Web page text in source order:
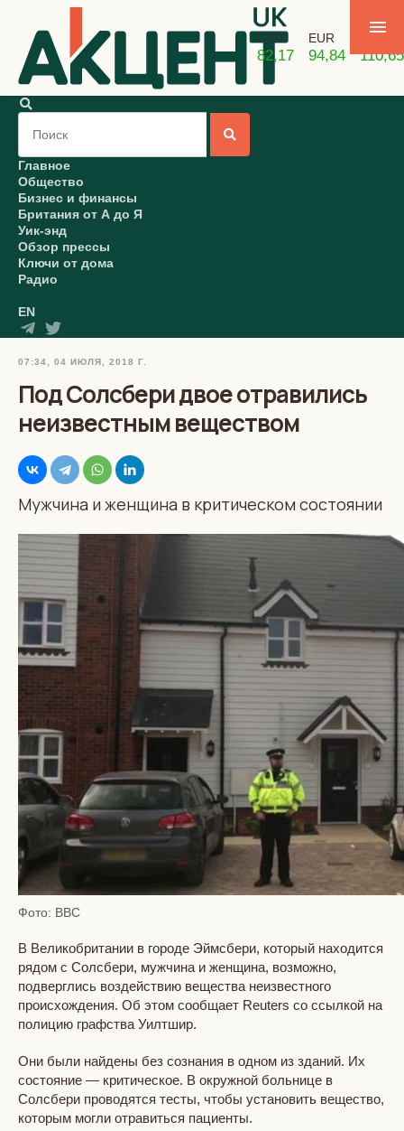
USD
82,17
EUR
94,84 110,65
Главное
Общество
Бизнес и финансы
Британия от А до Я
Уик-энд
Обзор прессы
Ключи от дома
Радио
EN
07:34, 04 ИЮЛЯ, 2018 Г.
Под Солсбери двое отравились
неизвестным веществом
Мужчина и женщина в критическом состоянии
Фото: BBC
В Великобритании в городе Эймсбери, который находится
рядом с Солсбери, мужчина и женщина, возможно,
подверглись воздействию вещества неизвестного
происхождения. Об этом сообщает Reuters со ссылкой на
полицию графства Уилтшир.
Они были найдены без сознания в одном из зданий. Их
состояние — критическое. В окружной больнице в
Солсбери проводятся тесты, чтобы установить вещество,
которым могли отравиться пациенты.